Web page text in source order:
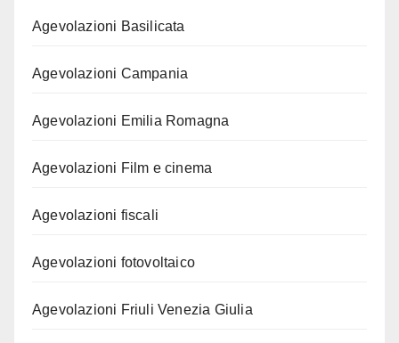
Agevolazioni Basilicata
Agevolazioni Campania
Agevolazioni Emilia Romagna
Agevolazioni Film e cinema
Agevolazioni fiscali
Agevolazioni fotovoltaico
Agevolazioni Friuli Venezia Giulia